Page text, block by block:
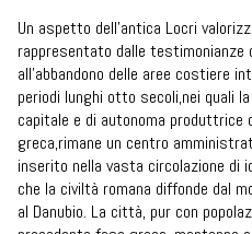
Un aspetto dell’antica Locri
rappresentato dalle testimonianze
all’abbandono delle aree costiere
periodi lunghi otto secoli,nei quali
capitale e di autonoma produttrice
greca,rimane un centro
inserito nella vasta circolazione di
che la civiltà romana diffonde dal
al Danubio. La città, pur con